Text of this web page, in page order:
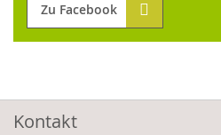
Zu Facebook
Kontakt